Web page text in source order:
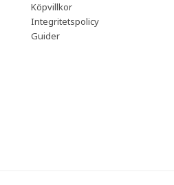
Köpvillkor
Integritetspolicy
Guider